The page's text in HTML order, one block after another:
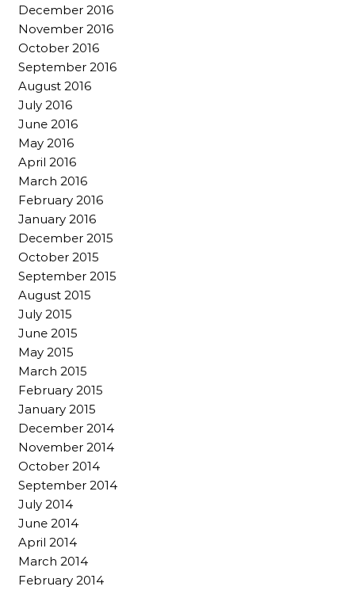
December 2016
November 2016
October 2016
September 2016
August 2016
July 2016
June 2016
May 2016
April 2016
March 2016
February 2016
January 2016
December 2015
October 2015
September 2015
August 2015
July 2015
June 2015
May 2015
March 2015
February 2015
January 2015
December 2014
November 2014
October 2014
September 2014
July 2014
June 2014
April 2014
March 2014
February 2014